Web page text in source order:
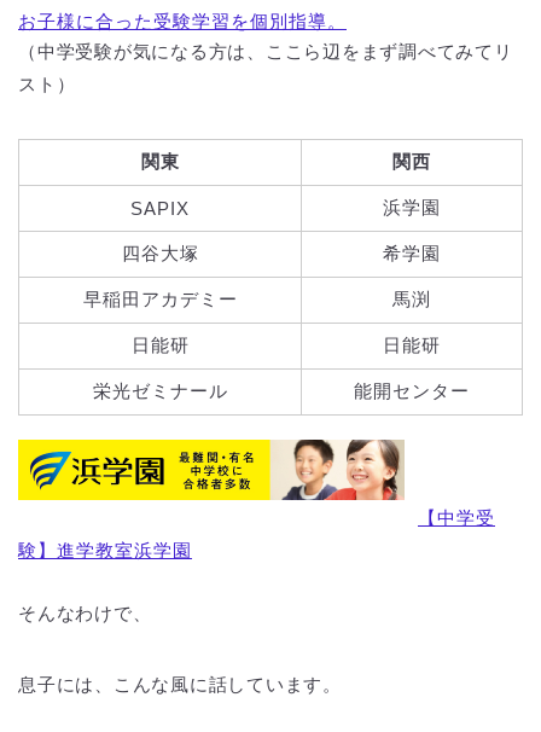
お子様に合った受験学習を個別指導。
（中学受験が気になる方は、ここら辺をまず調べてみてリ
スト）
関東 関西
SAPIX 浜学園
四谷大塚 希学園
早稲田アカデミー 馬渕
日能研 日能研
栄光ゼミナール 能開センター
【中学受
験】進学教室浜学園
そんなわけで、
息子には、こんな風に話しています。